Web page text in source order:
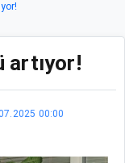
artıyor!
00:00